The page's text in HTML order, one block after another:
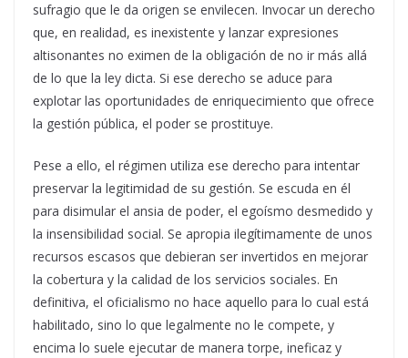
sufragio que le da origen se envilecen. Invocar un derecho
que, en realidad, es inexistente y lanzar expresiones
altisonantes no eximen de la obligación de no ir más allá
de lo que la ley dicta. Si ese derecho se aduce para
explotar las oportunidades de enriquecimiento que ofrece
la gestión pública, el poder se prostituye.
Pese a ello, el régimen utiliza ese derecho para intentar
preservar la legitimidad de su gestión. Se escuda en él
para disimular el ansia de poder, el egoísmo desmedido y
la insensibilidad social. Se apropia ilegítimamente de unos
recursos escasos que debieran ser invertidos en mejorar
la cobertura y la calidad de los servicios sociales. En
definitiva, el oficialismo no hace aquello para lo cual está
habilitado, sino lo que legalmente no le compete, y
encima lo suele ejecutar de manera torpe, ineficaz y